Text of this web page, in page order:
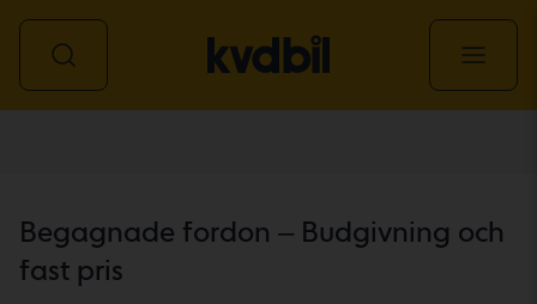
Begagnade fordon – Budgivning och
fast pris